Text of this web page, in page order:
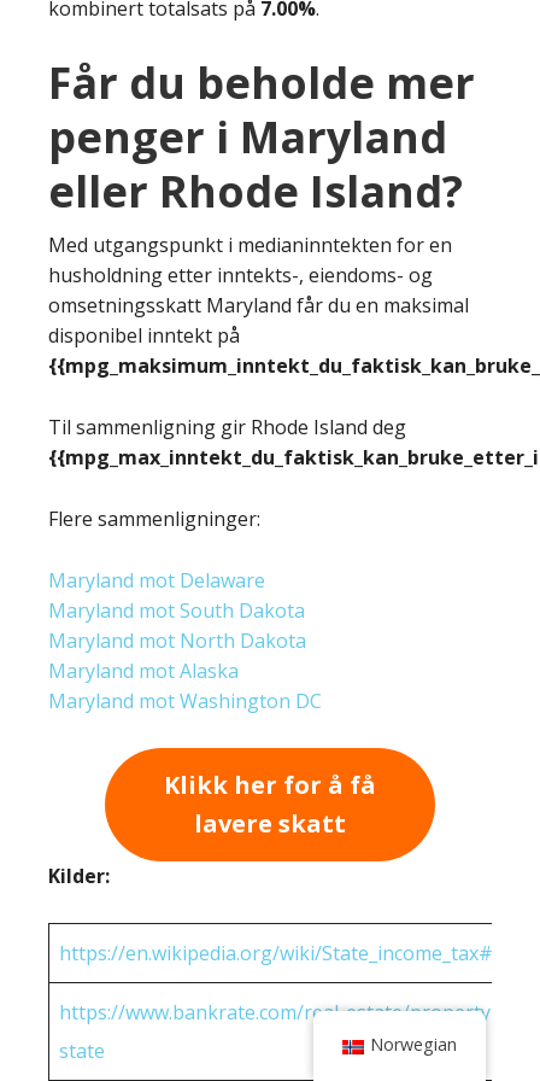
kombinert totalsats på 7.00%.
Får du beholde mer
penger i Maryland
eller Rhode Island?
Med utgangspunkt i medianinntekten for en
husholdning etter inntekts-, eiendoms- og
omsetningsskatt Maryland får du en maksimal
disponibel inntekt på
Til sammenligning gir Rhode Island deg
Flere sammenligninger:
Maryland mot Delaware
Maryland mot South Dakota
Maryland mot North Dakota
Maryland mot Alaska
Maryland mot Washington DC
Klikk her for å få
lavere skatt
Kilder:
https://en.wikipedia.org/wiki/
https://www.bankrate.com/real-estate/property-
state
Norwegian